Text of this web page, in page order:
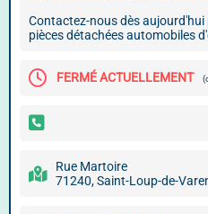
Contactez-nous dès
pièces détachées automobiles
FERMÉ ACTUELLEMENT
Rue Martoire
71240, Saint-Loup-de-